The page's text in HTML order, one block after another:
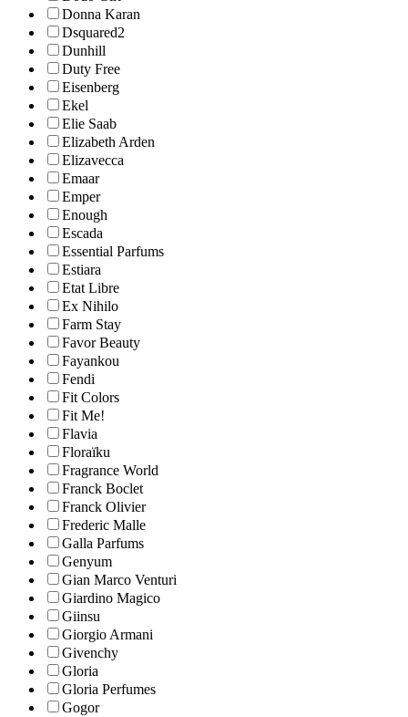
Donna Karan
Dsquared2
Dunhill
Duty Free
Eisenberg
Ekel
Elie Saab
Elizabeth Arden
Elizavecca
Emaar
Emper
Enough
Escada
Essential Parfums
Estiara
Etat Libre
Ex Nihilo
Farm Stay
Favor Beauty
Fayankou
Fendi
Fit Colors
Fit Me!
Flavia
Floraïku
Fragrance World
Franck Boclet
Franck Olivier
Frederic Malle
Galla Parfums
Genyum
Gian Marco Venturi
Giardino Magico
Giinsu
Giorgio Armani
Givenchy
Gloria
Gloria Perfumes
Gogor